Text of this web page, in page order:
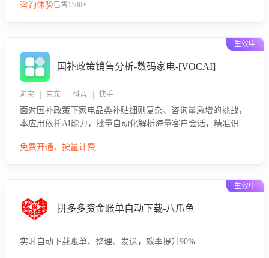
咨询体验已售1500+
生效中
国补政策销售分析-数码家电-[VOCAI]
淘宝 | 京东 | 抖音 | 快手
面对国补政策下家电品类补贴细则复杂、咨询量激增的挑战，
本应用依托AI能力，批量自动化解析海量客户会话，精准识别
向，深度洞察决策动因。同时全面评估客服团队政策解读准确
免费开通，按量计费
生效中
拼多多资金账单自动下载-八爪鱼
实时自动下载账单、整理、发送，效率提升90%